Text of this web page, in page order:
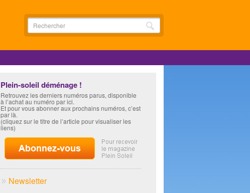
Plein-soleil déménage !
Retrouvez les derniers numéros parus, disponible
à l’achat au numéro par ici.
Et pour vous abonner aux prochains numéros, c’est
par là.
(cliquez sur le titre de l’article pour visualiser les
liens)
Newsletter